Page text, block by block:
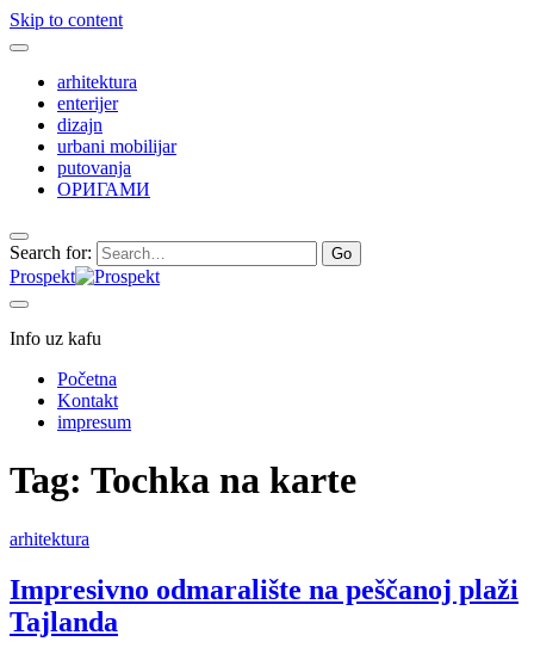
Skip to content
arhitektura
enterijer
dizajn
urbani mobilijar
putovanja
ОРИГАМИ
Search for:
Prospekt
Info uz kafu
Početna
Kontakt
impresum
Tag: Tochka na karte
arhitektura
Impresivno odmaralište na peščanoj plaži
Tajlanda